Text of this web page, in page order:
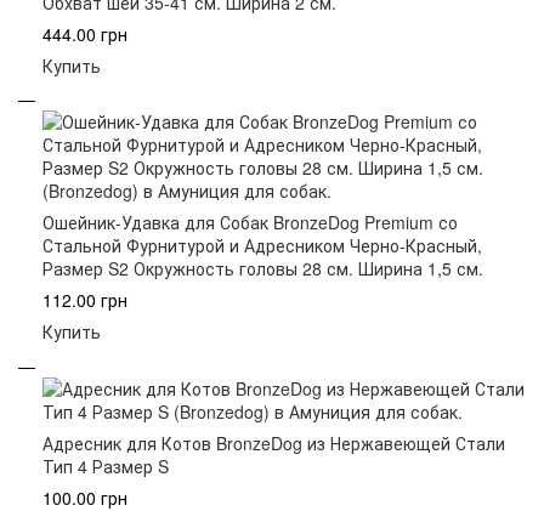
444.00 грн
Купить
Ошейник-Удавка для Собак BronzeDog Premium со
Стальной Фурнитурой и Адресником Черно-Красный,
Размер S2 Окружность головы 28 см. Ширина 1,5 см.
112.00 грн
Купить
Адресник для Котов BronzeDog из Нержавеющей Стали
Тип 4 Размер S
100.00 грн